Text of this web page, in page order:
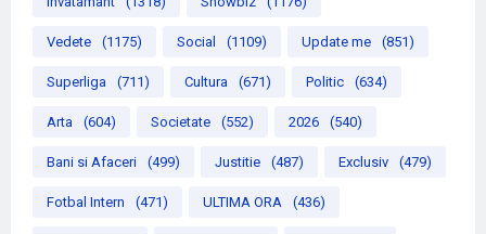
Vedete (1175) Social (1109) Update me (851)
Superliga (711) Cultura (671) Politic (634)
Arta (604) Societate (552) 2026 (540)
Bani si Afaceri (499) Justitie (487) Exclusiv (479)
Fotbal Intern (471) ULTIMA ORA (436)